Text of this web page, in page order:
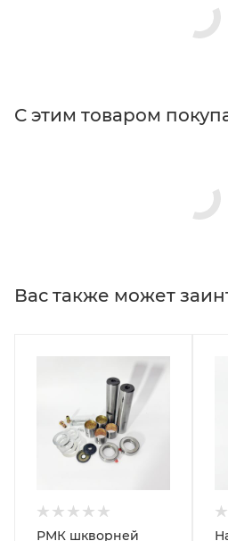
С этим товаром
Вас также может
РМК шкворней